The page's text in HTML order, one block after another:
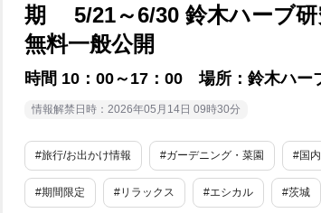
期 5/21～6/30 鈴木ハーブ研
無料一般公開
時間 10：00～17：00 場所：鈴木ハー
情報解禁日時：2026年05月14日 09時30分
#旅行/お出かけ情報 #ガーデニング・菜園 #国
#期間限定 #リラックス #エシカル #茨城